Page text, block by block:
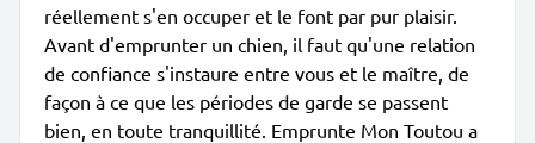
réellement s'en occuper et le font par pur plaisir.
Avant d'emprunter un chien, il faut qu'une relation
de confiance s'instaure entre vous et le maître, de
façon à ce que les périodes de garde se passent
bien, en toute tranquillité. Emprunte Mon Toutou a